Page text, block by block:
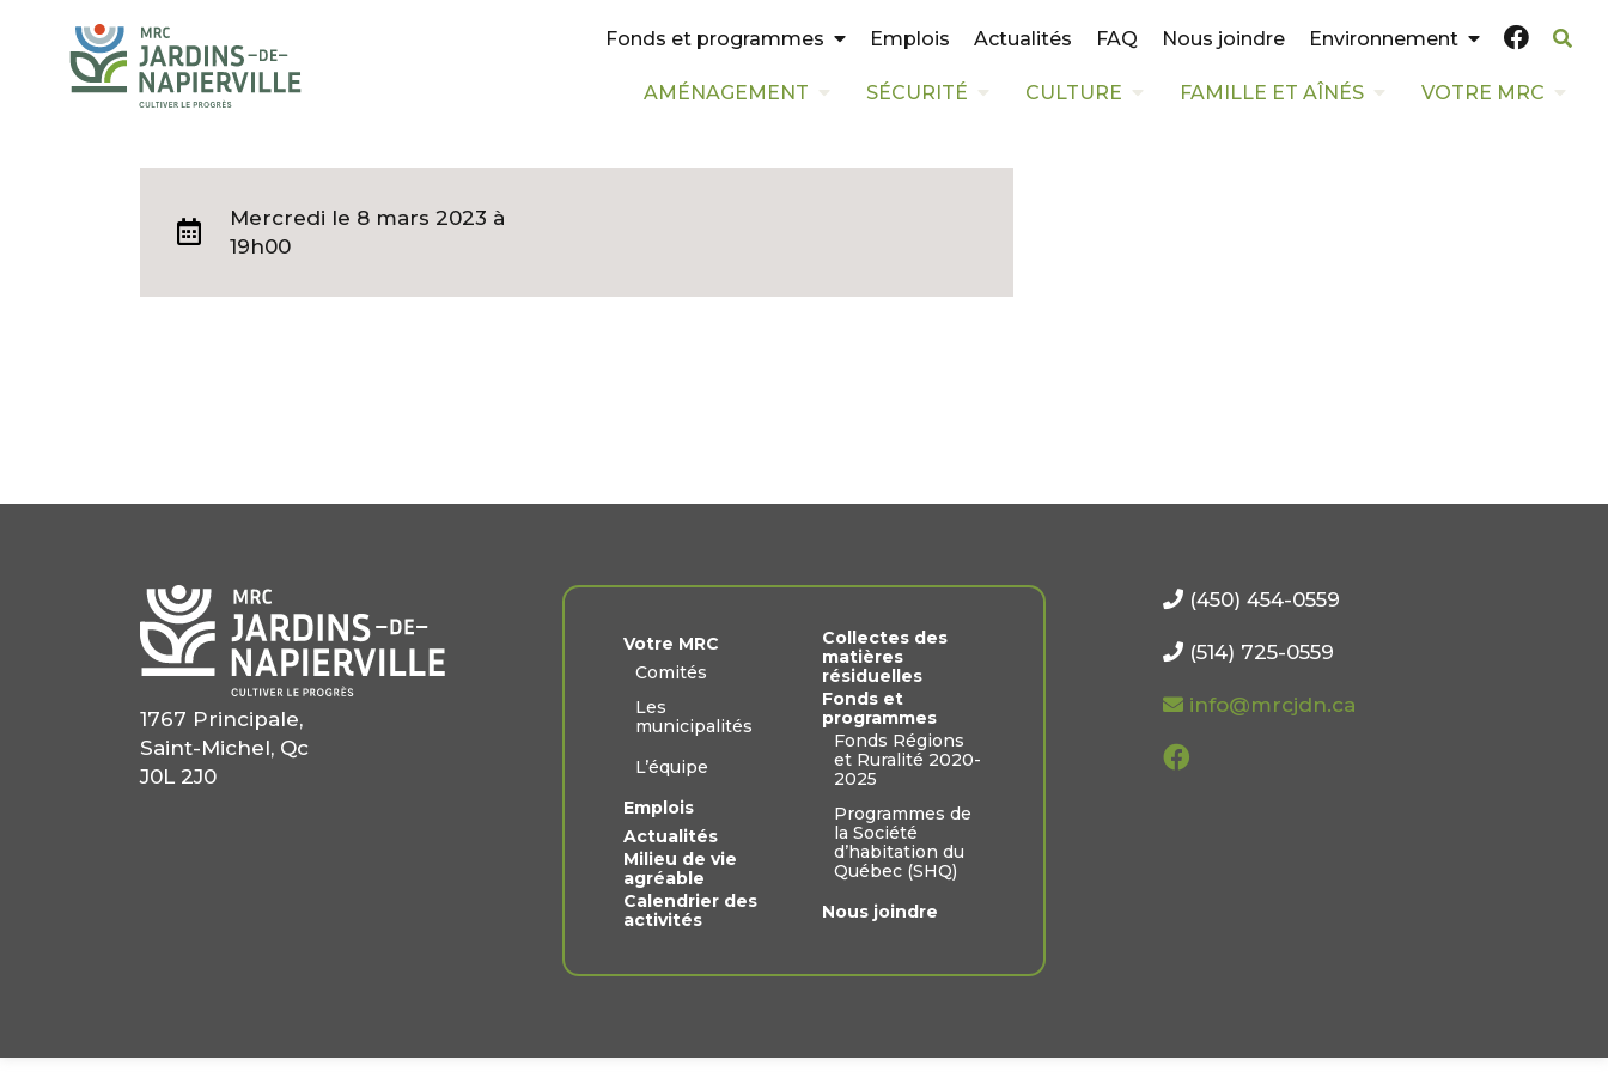
Fonds et programmes Emplois Actualités FAQ Nous joindre Environnement
AMÉNAGEMENT SÉCURITÉ CULTURE FAMILLE ET AÎNÉS VOTRE MRC
Mercredi le 8 mars 2023 à
19h00
1767 Principale,
Saint-Michel, Qc
J0L 2J0
Votre MRC
Comités
Les
municipalités
L’équipe
Emplois
Actualités
Milieu de vie
agréable
Calendrier des
activités
Collectes des
matières
résiduelles
Fonds et
programmes
Fonds Régions
et Ruralité 2020-
2025
Programmes de
la Société
d’habitation du
Québec (SHQ)
Nous joindre
(450) 454-0559
(514) 725-0559
info@mrcjdn.ca